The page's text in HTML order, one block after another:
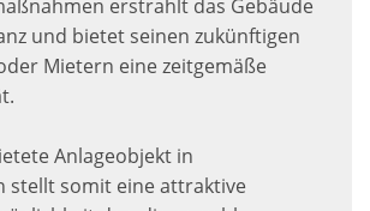
erstrahlt das Gebäude
und bietet seinen zukünftigen
Mietern eine zeitgemäße
Anlageobjekt in
stellt somit eine attraktive